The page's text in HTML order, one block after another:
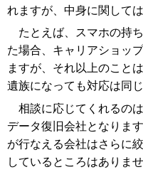
れますが、中身に関して
たとえば、スマホの持
た場合、キャリアショッ
ますが、それ以上のこと
遺族になっても対応は同じ
相談に応じてくれるの
データ復旧会社となりま
が行なえる会社はさらに
しているところはありませ